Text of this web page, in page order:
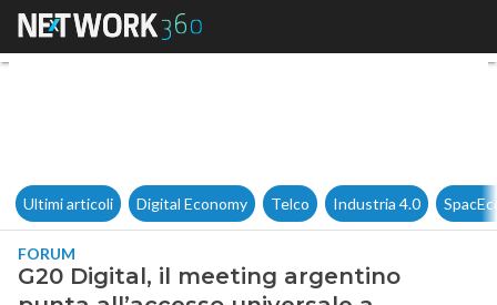
G20 Digital, il meeting
Ultimi articoli Digital Economy Telco Industria 4.0
FORUM
G20 Digital, il meeting argentino